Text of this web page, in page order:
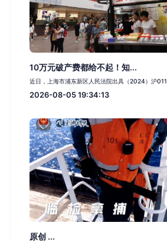
10万元破产费都给不起！知...
近日，上海市浦东新区人民法院出具（2024）沪
2026-08-05 19:34:13
原创 ...